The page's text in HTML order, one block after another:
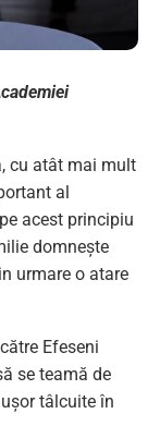
cu atât mai mult
al
acest principiu
domnește
urmare o atare
Efeseni
se teamă de
tâlcuite în